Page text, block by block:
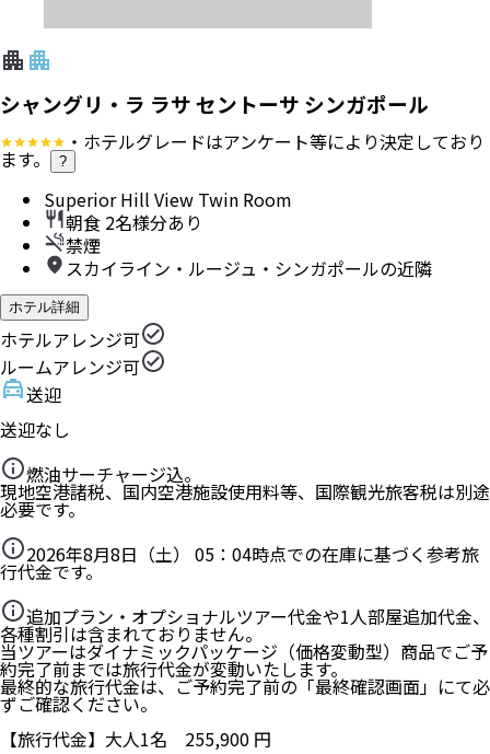
シャングリ・ラ ラサ セントーサ シンガポール
・ホテルグレードはアンケート等により決定しており
ます。 ?
Superior Hill View Twin Room
朝食 2名様分あり
禁煙
スカイライン・ルージュ・シンガポールの近隣
ホテル詳細
ホテルアレンジ可
ルームアレンジ可
送迎
送迎なし
燃油サーチャージ込。
現地空港諸税、国内空港施設使用料等、国際観光旅客税は別途
必要です。
2026年8月8日（土） 05：04時点での在庫に基づく参考旅
行代金です。
追加プラン・オプショナルツアー代金や1人部屋追加代金、
各種割引は含まれておりません。
当ツアーはダイナミックパッケージ（価格変動型）商品でご予
約完了前までは旅行代金が変動いたします。
最終的な旅行代金は、ご予約完了前の「最終確認画面」にて必
ずご確認ください。
【旅行代金】大人1名 255,900 円